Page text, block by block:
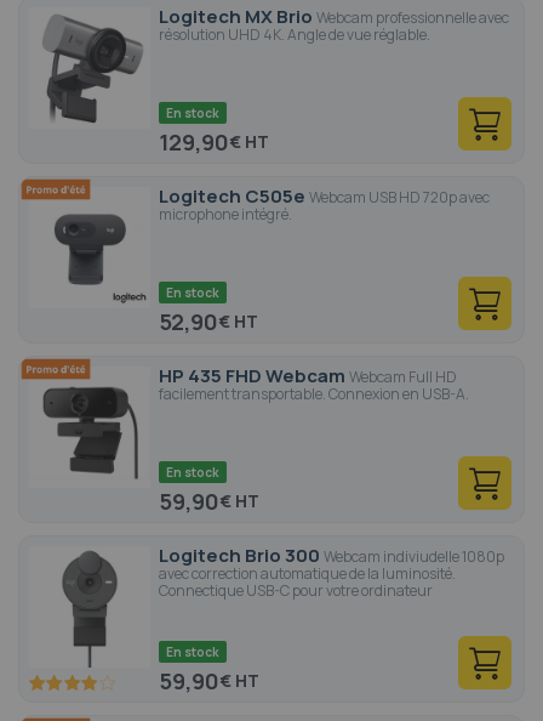
Logitech MX Brio Webcam professionnelle avec
résolution UHD 4K. Angle de vue réglable.
En stock
129,90€
Logitech C505e Webcam USB HD 720p avec
microphone intégré.
En stock
52,90€
HP 435 FHD Webcam Webcam Full HD
facilement transportable. Connexion en USB-A.
En stock
59,90€
Logitech Brio 300 Webcam indiviudelle 1080p
avec correction automatique de la luminosité.
Connectique USB-C pour votre ordinateur
80 100
En stock
59,90€